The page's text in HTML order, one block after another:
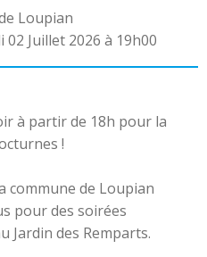
Loupian
02 Juillet 2026 à 19h00
à partir de 18h pour la
!
commune de Loupian
pour des soirées
Jardin des Remparts.